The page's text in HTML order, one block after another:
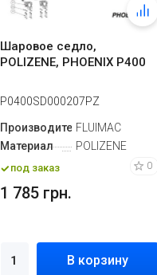
Шаровое седло,
POLIZENE, PHOENIX P400
P0400SD000207PZ
ПроизводительFLUIMAC
Материал
POLIZENE
под заказ 0
1 785 грн.
В корзину